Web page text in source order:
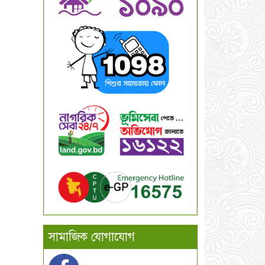
সামাজিক যোগাযোগ